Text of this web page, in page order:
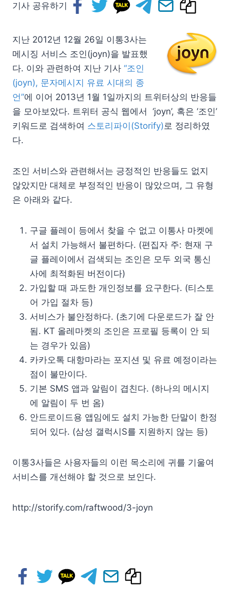
기사 공유하기
지난 2012년 12월 26일 이통3사는
메시징 서비스 조인(joyn)을 발표했
다. 이와 관련하여 지난 기사 “조인
(joyn), 문자메시지 유료 시대의 종
언”에 이어 2013년 1월 1일까지의 트위터상의 반응들
을 모아보았다. 트위터 공식 웹에서 ‘joyn’, 혹은 ‘조인’
키워드로 검색하여 스토리파이(Storify)로 정리하였
다.
조인 서비스와 관련해서는 긍정적인 반응들도 없지
않았지만 대체로 부정적인 반응이 많았으며, 그 유형
은 아래와 같다.
구글 플레이 등에서 찾을 수 없고 이통사 마켓에
서 설치 가능해서 불편하다. (편집자 주: 현재 구
글 플레이에서 검색되는 조인은 모두 외국 통신
사에 최적화된 버전이다)
가입할 때 과도한 개인정보를 요구한다. (티스토
어 가입 절차 등)
서비스가 불안정하다. (초기에 다운로드가 잘 안
됨. KT 올레마켓의 조인은 프로필 등록이 안 되
는 경우가 있음)
카카오톡 대항마라는 포지션 및 유료 예정이라는
점이 불만이다.
기본 SMS 앱과 알림이 겹친다. (하나의 메시지
에 알림이 두 번 옴)
안드로이드용 앱임에도 설치 가능한 단말이 한정
되어 있다. (삼성 갤럭시S를 지원하지 않는 등)
이통3사들은 사용자들의 이런 목소리에 귀를 기울여
서비스를 개선해야 할 것으로 보인다.
http://storify.com/raftwood/3-joyn